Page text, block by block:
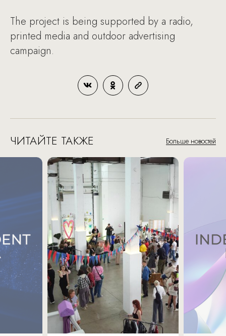
The project is being supported by a radio,
printed media and outdoor advertising
campaign.
ЧИТАЙТЕ ТАКЖЕ Больше новостей